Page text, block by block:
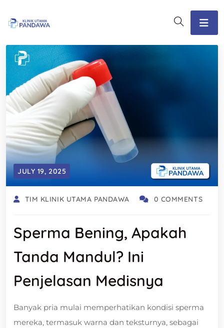
JULY 19, 2025
TIM KLINIK UTAMA PANDAWA 0 COMMENTS
Sperma Bening, Apakah
Tanda Mandul? Ini
Penjelasan Medisnya
Banyak pria mulai memperhatikan kondisi sperma
mereka, termasuk warna dan teksturnya, sebagai